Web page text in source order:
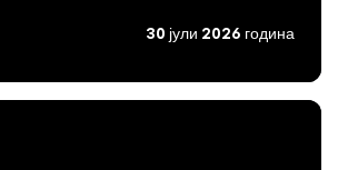
30 јули 2026 година